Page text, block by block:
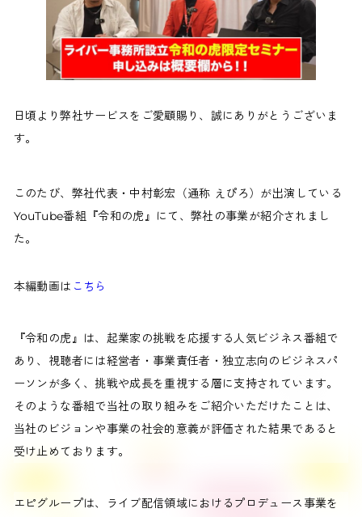
日頃より弊社サービスをご愛顧賜り、誠にありがとうございま
す。
このたび、弊社代表・中村彰宏（通称 えぴろ）が出演している
YouTube番組『令和の虎』にて、弊社の事業が紹介されまし
た。
本編動画は こちら
『令和の虎』は、起業家の挑戦を応援する人気ビジネス番組で
あり、視聴者には経営者・事業責任者・独立志向のビジネスパ
ーソンが多く、挑戦や成長を重視する層に支持されています。
そのような番組で当社の取り組みをご紹介いただけたことは、
当社のビジョンや事業の社会的意義が評価された結果であると
受け止めております。
エピグループは、ライブ配信領域におけるプロデュース事業を